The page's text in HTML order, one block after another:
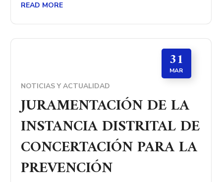
READ MORE
31
MAR
NOTICIAS Y ACTUALIDAD
JURAMENTACIÓN DE LA
INSTANCIA DISTRITAL DE
CONCERTACIÓN PARA LA
PREVENCIÓN